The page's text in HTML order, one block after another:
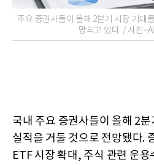
주요 증권사들이 올해 2분기 시장 기대
망되고 있다. / 사진
국내 주요 증권사들이 올해 2
실적을 거둘 것으로 전망됐다.
ETF 시장 확대, 주식 관련 운